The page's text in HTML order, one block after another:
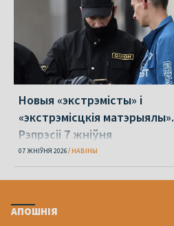
Новыя «экстрэмісты» і
«экстрэмісцкія матэрыялы».
Рэпрэсіі 7 жніўня
07 ЖНІЎНЯ 2026 НАВІНЫ
АПОШНІЯ